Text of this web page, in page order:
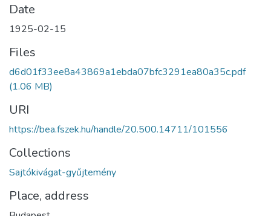
Date
1925-02-15
Files
d6d01f33ee8a43869a1ebda07bfc3291ea80a35c.pdf
(1.06 MB)
URI
https://bea.fszek.hu/handle/20.500.14711/101556
Collections
Sajtókivágat-gyűjtemény
Place, address